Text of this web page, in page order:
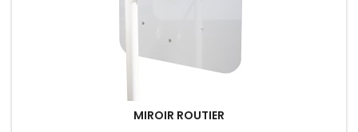
MIROIR ROUTIER